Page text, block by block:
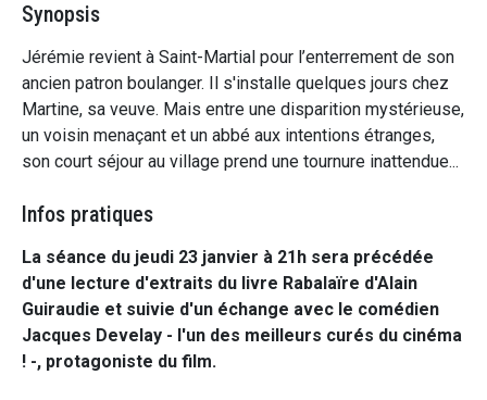
Synopsis
Jérémie revient à Saint-Martial pour l’enterrement de son
ancien patron boulanger. Il s'installe quelques jours chez
Martine, sa veuve. Mais entre une disparition mystérieuse,
un voisin menaçant et un abbé aux intentions étranges,
son court séjour au village prend une tournure inattendue...
Infos pratiques
La séance du jeudi 23 janvier à 21h sera précédée
d'une lecture d'extraits du livre Rabalaïre d'Alain
Guiraudie et suivie d'un échange avec le comédien
Jacques Develay - l'un des meilleurs curés du cinéma
! -, protagoniste du film.